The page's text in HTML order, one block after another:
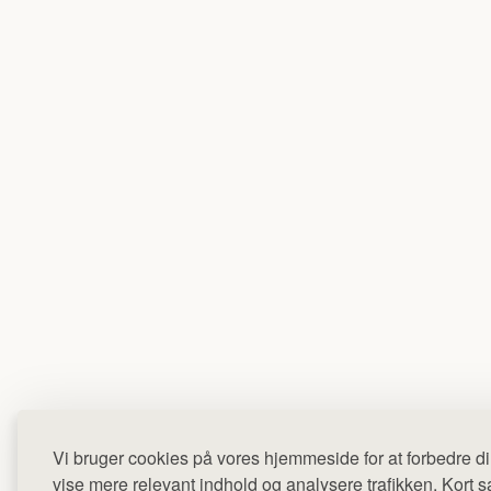
Vi bruger cookies på vores hjemmeside for at forbedre
vise mere relevant indhold og analysere trafikken. Kort